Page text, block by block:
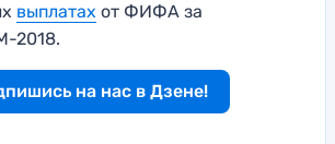
выплатах от ФИФА за
2018.
на нас в Дзене!